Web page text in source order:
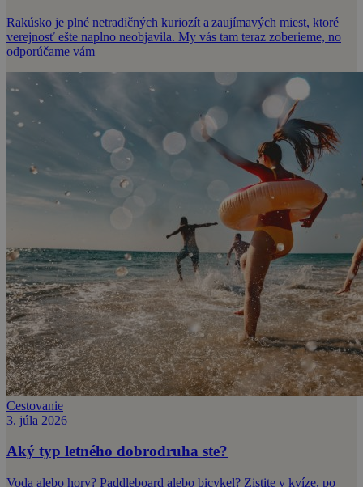
Rakúsko je plné netradičných kuriozít a zaujímavých miest, ktoré
verejnosť ešte naplno neobjavila. My vás tam teraz zoberieme, no
odporúčame vám
Cestovanie
3. júla 2026
Aký typ letného dobrodruha ste?
Voda alebo hory? Paddleboard alebo bicykel? Zistite v kvíze, po